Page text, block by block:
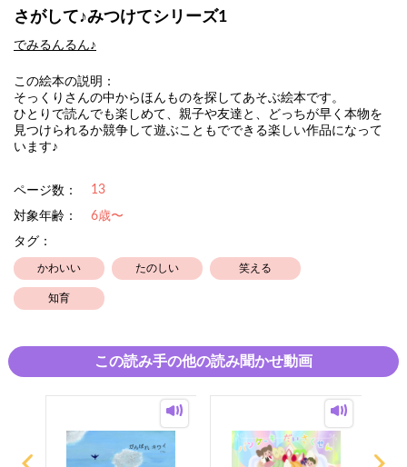
さがして♪みつけてシリーズ1
でみるんるん♪
この絵本の説明：
そっくりさんの中からほんものを探してあそぶ絵本です。
ひとりで読んでも楽しめて、親子や友達と、どっちが早く本物を
見つけられるか競争して遊ぶこともでできる楽しい作品になって
います♪
ページ数： 13
対象年齢：
6歳〜
タグ：
かわいい たのしい 笑える
知育
この読み手の他の読み聞かせ動画